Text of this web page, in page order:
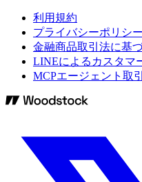
利用規約
プライバシーポリシー
金融商品取引法に基
LINEによるカスタマ
MCPエージェント取